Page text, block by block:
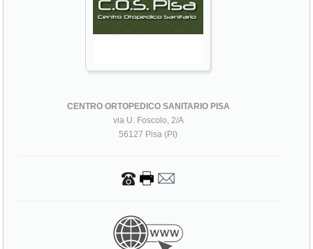
CENTRO ORTOPEDICO SANITARIO PISA
via U. Foscolo, 2/A
56127 Pisa (PI)